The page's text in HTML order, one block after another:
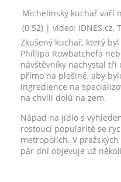
Michelinský kuchař vaří
(0:52) | video: iDNES.cz,
Zkušený kuchař, který
Phillipa Rowbatchefa
návštěvníky nachystal tři
přímo na plošině, aby
ingredience na
na chvíli dolů na zem.
Nápad na jídlo s
rostoucí popularitě se
metropolích. V
pár dní objevuje už